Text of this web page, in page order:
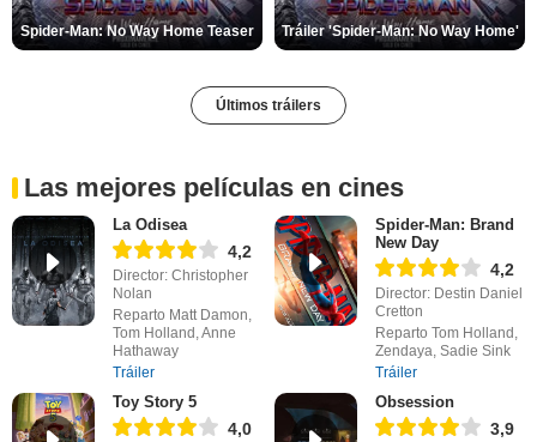
Spider-Man: No Way Home Teaser Tráiler 'Spider-Man: No Way Home'
Últimos tráilers
Las mejores películas en cines
La Odisea
4,2
Director: Christopher
Nolan
Reparto Matt Damon,
Tom Holland, Anne
Hathaway
Tráiler
Spider-Man: Brand
New Day
4,2
Director: Destin Daniel
Cretton
Reparto Tom Holland,
Zendaya, Sadie Sink
Tráiler
Toy Story 5
4,0
Obsession
3,9